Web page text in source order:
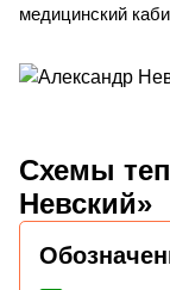
медицинский
Схемы
Невский»